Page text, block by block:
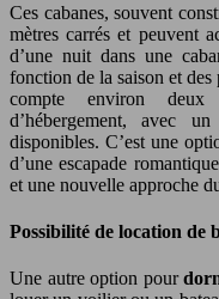
Ces cabanes, souvent
mètres carrés et peuvent
d’une nuit dans une
fonction de la saison et
compte environ deux
d’hébergement, avec
disponibles. C’est une
d’une escapade
et une nouvelle approche
Possibilité de location de
Une autre option pour